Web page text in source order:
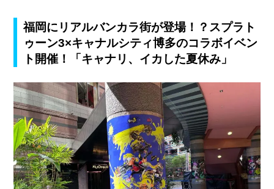
福岡にリアルバンカラ街が登場！？スプラト
ゥーン3×キャナルシティ博多のコラボイベン
ト開催！「キャナリ、イカした夏休み」